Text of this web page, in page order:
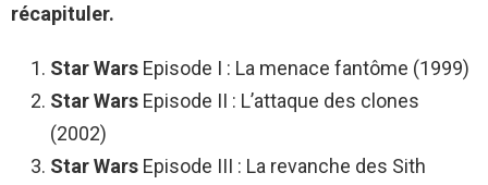
récapituler.
Star Wars Episode I : La menace fantôme (1999)
Star Wars Episode II : L’attaque des clones
(2002)
Star Wars Episode III : La revanche des Sith